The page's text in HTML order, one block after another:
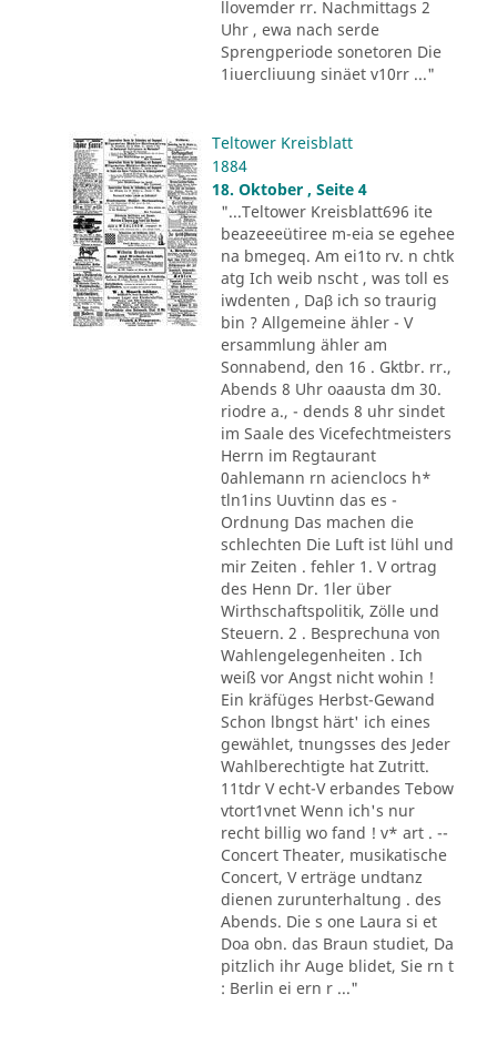
llovemder rr. Nachmittags 2
Uhr , ewa nach serde
Sprengperiode sonetoren Die
1iuercliuung sinäet v10rr ..."
Teltower Kreisblatt
1884
18. Oktober , Seite 4
"...Teltower Kreisblatt696 ite
beazeeeütiree m-eia se egehee
na bmegeq. Am ei1to rv. n chtk
atg Ich weib nscht , was toll es
iwdenten , Daβ ich so traurig
bin ? Allgemeine ähler - V
ersammlung ähler am
Sonnabend, den 16 . Gktbr. rr.,
Abends 8 Uhr oaausta dm 30.
riodre a., - dends 8 uhr sindet
im Saale des Vicefechtmeisters
Herrn im Regtaurant
0ahlemann rn acienclocs h*
tln1ins Uuvtinn das es -
Ordnung Das machen die
schlechten Die Luft ist lühl und
mir Zeiten . fehler 1. V ortrag
des Henn Dr. 1ler über
Wirthschaftspolitik, Zölle und
Steuern. 2 . Besprechuna von
Wahlengelegenheiten . Ich
weiß vor Angst nicht wohin !
Ein kräfüges Herbst-Gewand
Schon lbngst härt' ich eines
gewählet, tnungsses des Jeder
Wahlberechtigte hat Zutritt.
11tdr V echt-V erbandes Tebow
vtort1vnet Wenn ich's nur
recht billig wo fand ! v* art . --
Concert Theater, musikatische
Concert, V erträge undtanz
dienen zurunterhaltung . des
Abends. Die s one Laura si et
Doa obn. das Braun studiet, Da
pitzlich ihr Auge blidet, Sie rn t
: Berlin ei ern r ..."